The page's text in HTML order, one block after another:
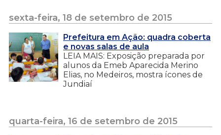
sexta-feira, 18 de setembro de 2015
Prefeitura em Ação: quadra coberta
e novas salas de aula
LEIA MAIS: Exposição preparada por
alunos da Emeb Aparecida Merino
Elias, no Medeiros, mostra ícones de
Jundiaí
quarta-feira, 16 de setembro de 2015